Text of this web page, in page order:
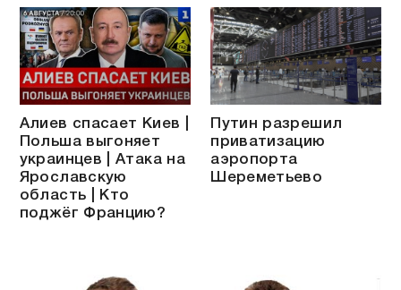
Алиев спасает Киев |
Польша выгоняет
украинцев | Атака на
Ярославскую
область | Кто
поджёг Францию?
Путин разрешил
приватизацию
аэропорта
Шереметьево